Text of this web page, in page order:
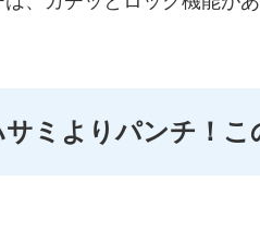
サミよりパンチ！こ